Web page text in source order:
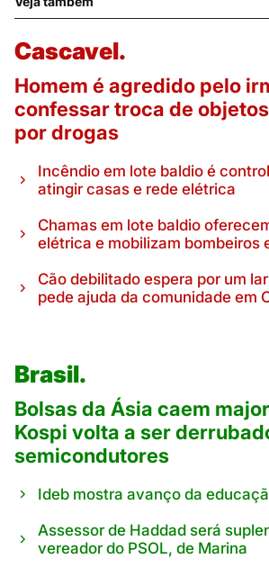
Cascavel.
Homem é agredido pelo
confessar troca de
por drogas
Incêndio em lote baldio é
atingir casas e rede elétrica
Chamas em lote baldio
elétrica e mobilizam bombeiros
Cão debilitado espera por um
pede ajuda da comunidade em
Brasil.
Bolsas da Ásia caem
Kospi volta a ser
semicondutores
Ideb mostra avanço da
Assessor de Haddad será
vereador do PSOL, de Marina